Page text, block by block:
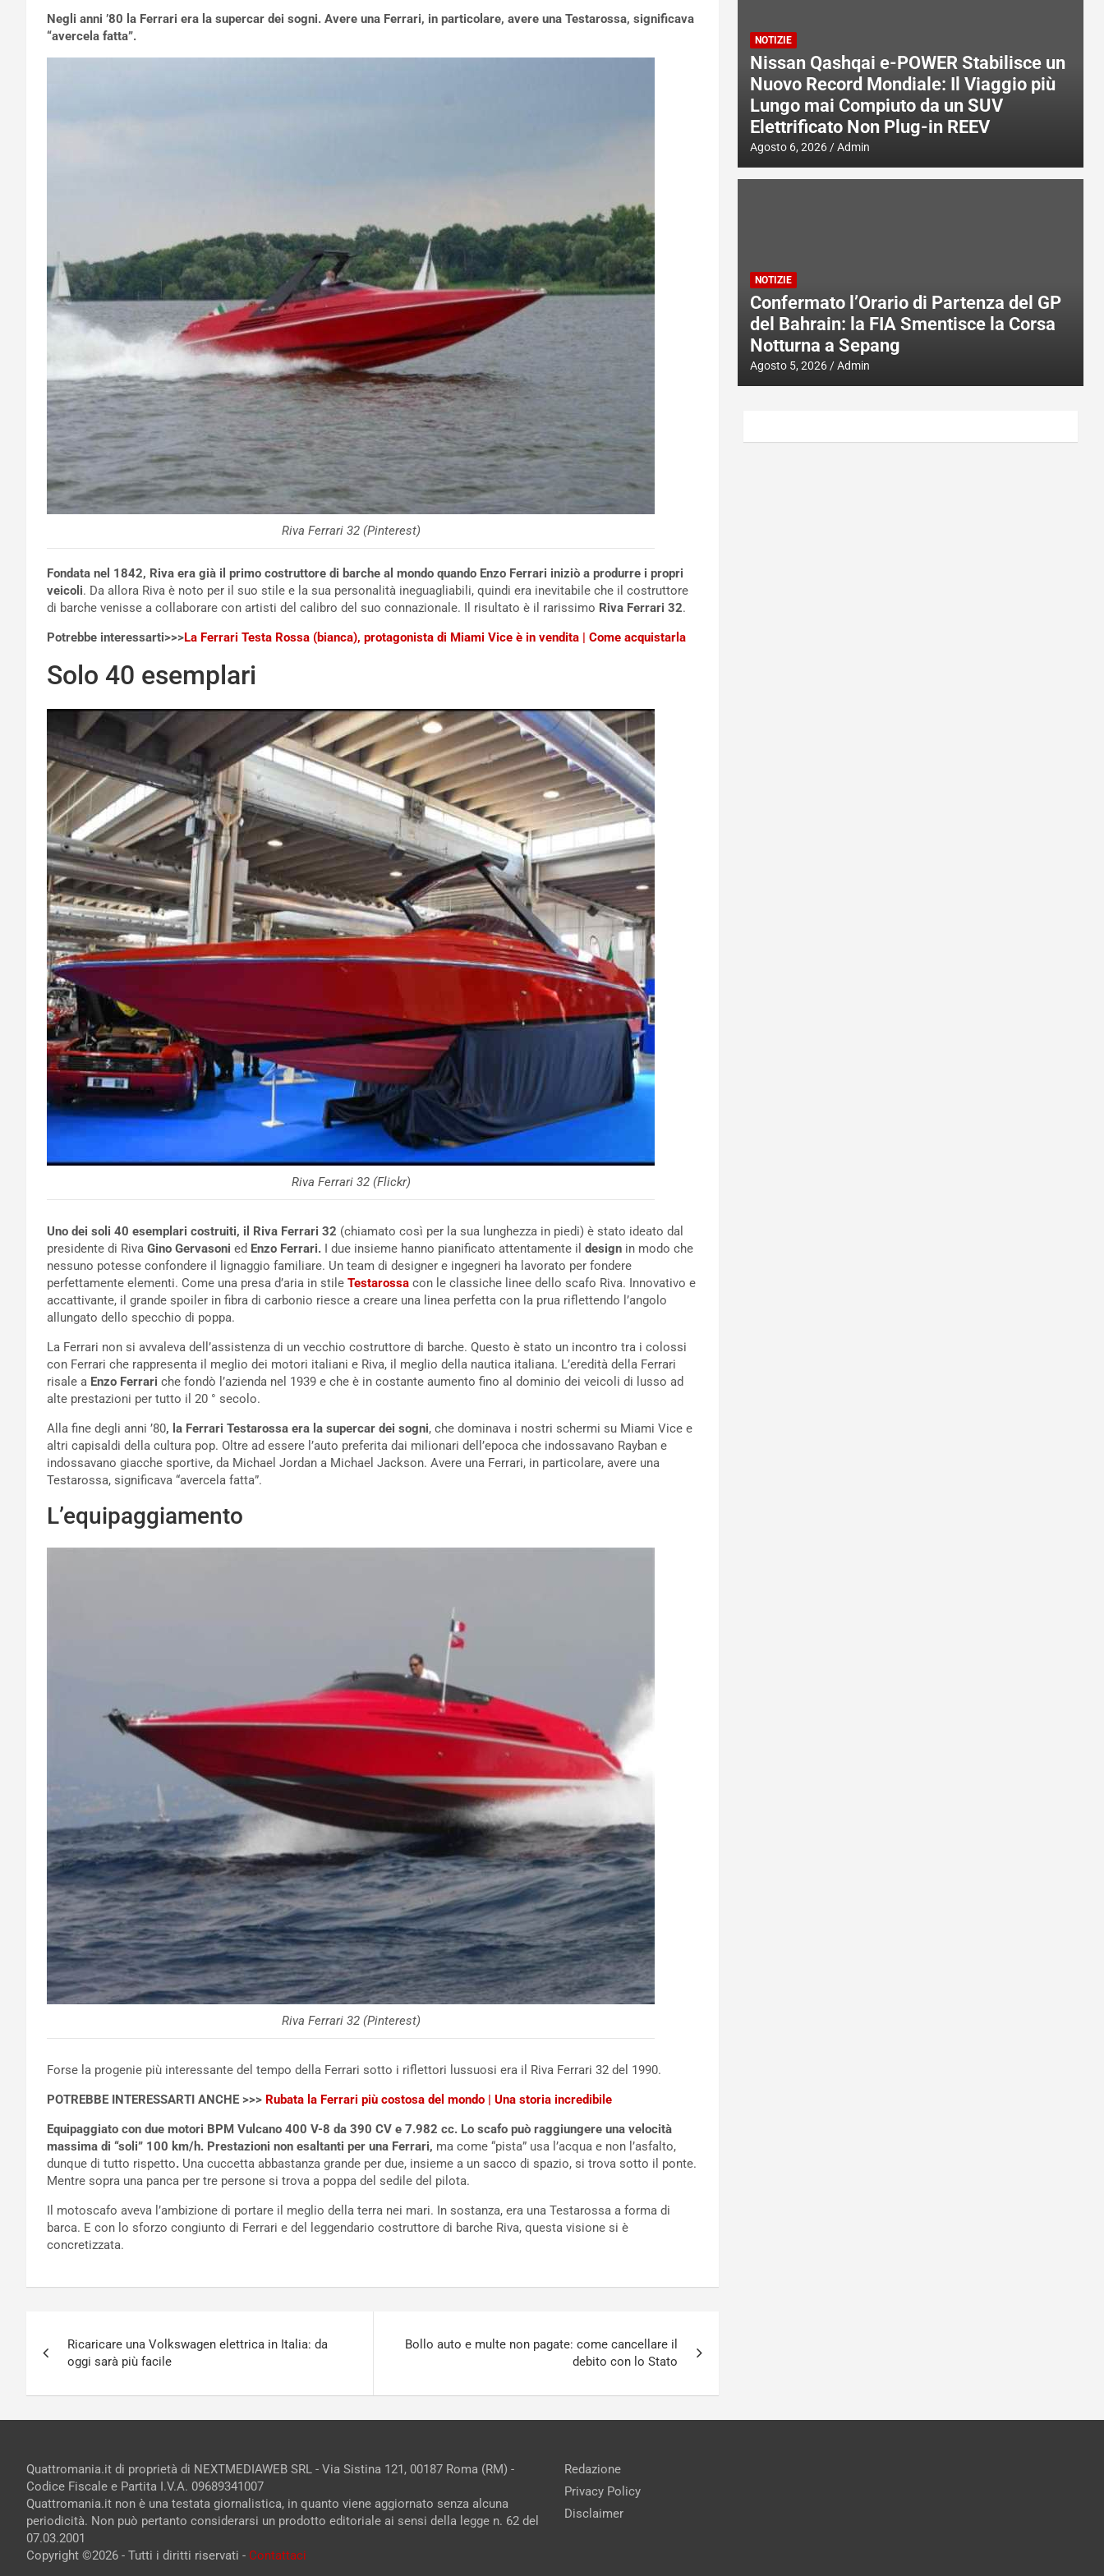
Negli anni ’80 la Ferrari era la supercar dei sogni. Avere una Ferrari, in particolare, avere una Testarossa, significava
“avercela fatta”.
Riva Ferrari 32 (Pinterest)
Fondata nel 1842, Riva era già il primo costruttore di barche al mondo quando Enzo Ferrari iniziò a produrre i propri
veicoli. Da allora Riva è noto per il suo stile e la sua personalità ineguagliabili, quindi era inevitabile che il costruttore
di barche venisse a collaborare con artisti del calibro del suo connazionale. Il risultato è il rarissimo Riva Ferrari 32.
Potrebbe interessarti>>>La Ferrari Testa Rossa (bianca), protagonista di Miami Vice è in vendita | Come acquistarla
Solo 40 esemplari
Riva Ferrari 32 (Flickr)
Uno dei soli 40 esemplari costruiti, il Riva Ferrari 32 (chiamato così per la sua lunghezza in piedi) è stato ideato dal
presidente di Riva Gino Gervasoni ed Enzo Ferrari. I due insieme hanno pianificato attentamente il design in modo che
nessuno potesse confondere il lignaggio familiare. Un team di designer e ingegneri ha lavorato per fondere
perfettamente elementi. Come una presa d’aria in stile Testarossa con le classiche linee dello scafo Riva. Innovativo e
accattivante, il grande spoiler in fibra di carbonio riesce a creare una linea perfetta con la prua riflettendo l’angolo
allungato dello specchio di poppa.
La Ferrari non si avvaleva dell’assistenza di un vecchio costruttore di barche. Questo è stato un incontro tra i colossi
con Ferrari che rappresenta il meglio dei motori italiani e Riva, il meglio della nautica italiana. L’eredità della Ferrari
risale a Enzo Ferrari che fondò l’azienda nel 1939 e che è in costante aumento fino al dominio dei veicoli di lusso ad
alte prestazioni per tutto il 20 ° secolo.
Alla fine degli anni ’80, la Ferrari Testarossa era la supercar dei sogni, che dominava i nostri schermi su Miami Vice e
altri capisaldi della cultura pop. Oltre ad essere l’auto preferita dai milionari dell’epoca che indossavano Rayban e
indossavano giacche sportive, da Michael Jordan a Michael Jackson. Avere una Ferrari, in particolare, avere una
Testarossa, significava “avercela fatta”.
L’equipaggiamento
Riva Ferrari 32 (Pinterest)
Forse la progenie più interessante del tempo della Ferrari sotto i riflettori lussuosi era il Riva Ferrari 32 del 1990.
POTREBBE INTERESSARTI ANCHE >>> Rubata la Ferrari più costosa del mondo | Una storia incredibile
Equipaggiato con due motori BPM Vulcano 400 V-8 da 390 CV e 7.982 cc. Lo scafo può raggiungere una velocità
massima di “soli” 100 km/h. Prestazioni non esaltanti per una Ferrari, ma come “pista” usa l’acqua e non l’asfalto,
dunque di tutto rispetto. Una cuccetta abbastanza grande per due, insieme a un sacco di spazio, si trova sotto il ponte.
Mentre sopra una panca per tre persone si trova a poppa del sedile del pilota.
Il motoscafo aveva l’ambizione di portare il meglio della terra nei mari. In sostanza, era una Testarossa a forma di
barca. E con lo sforzo congiunto di Ferrari e del leggendario costruttore di barche Riva, questa visione si è
concretizzata.
articoli
Ricaricare una Volkswagen elettrica in Italia: da
oggi sarà più facile
Bollo auto e multe non pagate: come cancellare il
debito con lo Stato
NOTIZIE
Nissan Qashqai e-POWER Stabilisce un
Nuovo Record Mondiale: Il Viaggio più
Lungo mai Compiuto da un SUV
Elettrificato Non Plug-in REEV
Agosto 6, 2026 Admin
NOTIZIE
Confermato l’Orario di Partenza del GP
del Bahrain: la FIA Smentisce la Corsa
Notturna a Sepang
Agosto 5, 2026 Admin
Quattromania.it di proprietà di NEXTMEDIAWEB SRL - Via Sistina 121, 00187 Roma (RM) -
Codice Fiscale e Partita I.V.A. 09689341007
Quattromania.it non è una testata giornalistica, in quanto viene aggiornato senza alcuna
periodicità. Non può pertanto considerarsi un prodotto editoriale ai sensi della legge n. 62 del
07.03.2001
Copyright ©2026 - Tutti i diritti riservati - Contattaci
Redazione
Privacy Policy
Disclaimer